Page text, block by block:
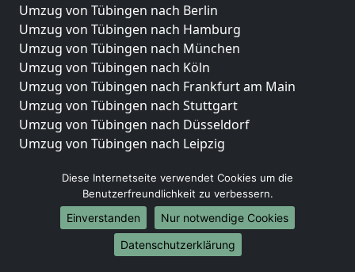
Umzug von Tübingen nach Berlin
Umzug von Tübingen nach Hamburg
Umzug von Tübingen nach München
Umzug von Tübingen nach Köln
Umzug von Tübingen nach Frankfurt am Main
Umzug von Tübingen nach Stuttgart
Umzug von Tübingen nach Düsseldorf
Umzug von Tübingen nach Leipzig
Umzug von Tübingen nach Essen
Umzug von Tübingen nach Bremen
Umzug von Tübingen nach Dresden
Umzug von Tübingen nach Hannover
Umzug von Tübingen nach Nürnberg
Diese Internetseite verwendet Cookies um die
Benutzerfreundlichkeit zu verbessern.
Einverstanden
Nur notwendige Cookies
Datenschutzerklärung